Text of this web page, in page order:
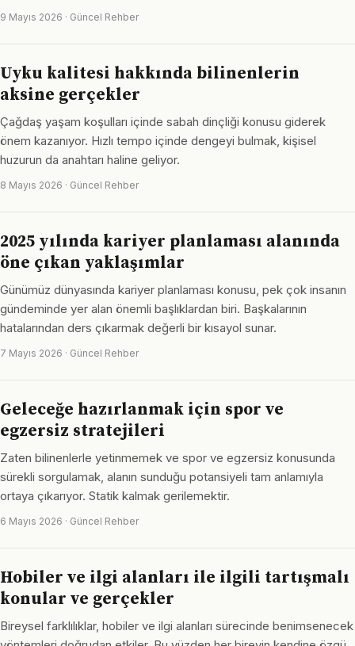
9 Mayıs 2026 · Güncel Rehber
Uyku kalitesi hakkında bilinenlerin
aksine gerçekler
Çağdaş yaşam koşulları içinde sabah dinçliği konusu giderek
önem kazanıyor. Hızlı tempo içinde dengeyi bulmak, kişisel
huzurun da anahtarı haline geliyor.
8 Mayıs 2026 · Güncel Rehber
2025 yılında kariyer planlaması alanında
öne çıkan yaklaşımlar
Günümüz dünyasında kariyer planlaması konusu, pek çok insanın
gündeminde yer alan önemli başlıklardan biri. Başkalarının
hatalarından ders çıkarmak değerli bir kısayol sunar.
7 Mayıs 2026 · Güncel Rehber
Geleceğe hazırlanmak için spor ve
egzersiz stratejileri
Zaten bilinenlerle yetinmemek ve spor ve egzersiz konusunda
sürekli sorgulamak, alanın sunduğu potansiyeli tam anlamıyla
ortaya çıkarıyor. Statik kalmak gerilemektir.
6 Mayıs 2026 · Güncel Rehber
Hobiler ve ilgi alanları ile ilgili tartışmalı
konular ve gerçekler
Bireysel farklılıklar, hobiler ve ilgi alanları sürecinde benimsenecek